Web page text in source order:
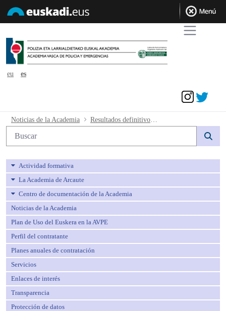
eu
es
Resultados definitivos de la quinta
Noticias de la Academia
Búsqueda web
Actividad formativa
La Academia de Arcaute
Centro de documentación de la Academia
Noticias de la Academia
Plan de Uso del Euskera en la AVPE
Perfil del contratante
Planes anuales de contratación
Servicios
Enlaces de interés
Transparencia
Protección de datos